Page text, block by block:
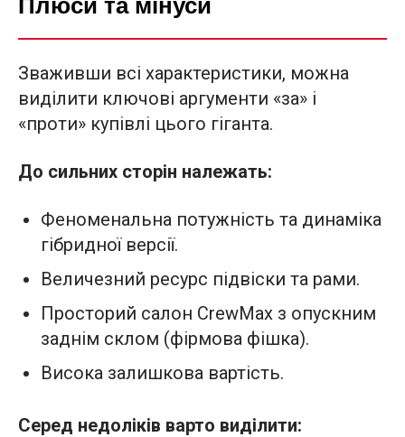
Зваживши всі характеристики, можна
виділити ключові аргументи «за» і
«проти» купівлі цього гіганта.
До сильних сторін належать:
Феноменальна потужність та динаміка
гібридної версії.
Величезний ресурс підвіски та рами.
Просторий салон CrewMax з опускним
заднім склом (фірмова фішка).
Висока залишкова вартість.
Серед недоліків варто виділити: